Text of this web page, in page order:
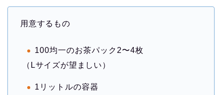
用意するもの
100均一のお茶パック2〜4枚
（Lサイズが望ましい）
1リットルの容器